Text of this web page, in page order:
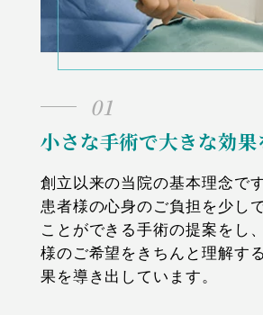
01
小さな手術で大きな効果
創立以来の当院の基本理念です
患者様の心身のご負担を少し
ことができる手術の提案をし
様のご希望をきちんと理解す
果を導き出しています。